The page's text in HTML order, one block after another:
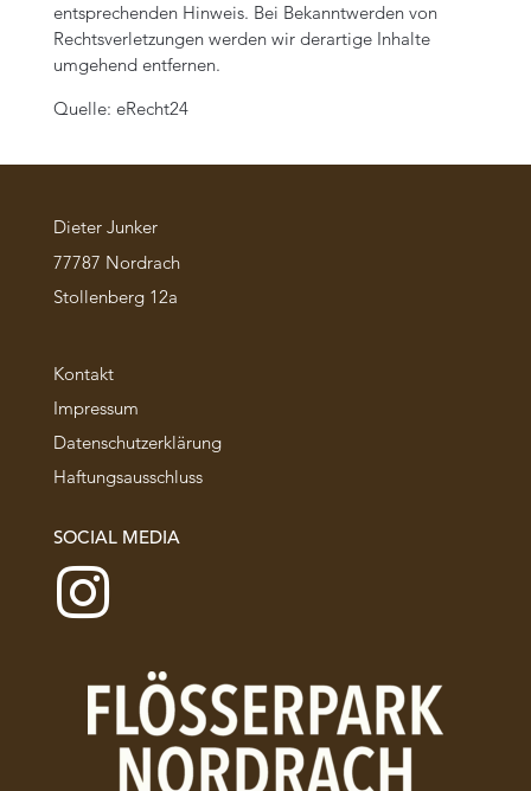
entsprechenden Hinweis. Bei Bekanntwerden von
Rechtsverletzungen werden wir derartige Inhalte
umgehend entfernen.
Quelle: eRecht24
Dieter Junker
77787 Nordrach
Stollenberg 12a
Kontakt
Impressum
Datenschutzerklärung
Haftungsausschluss
SOCIAL MEDIA